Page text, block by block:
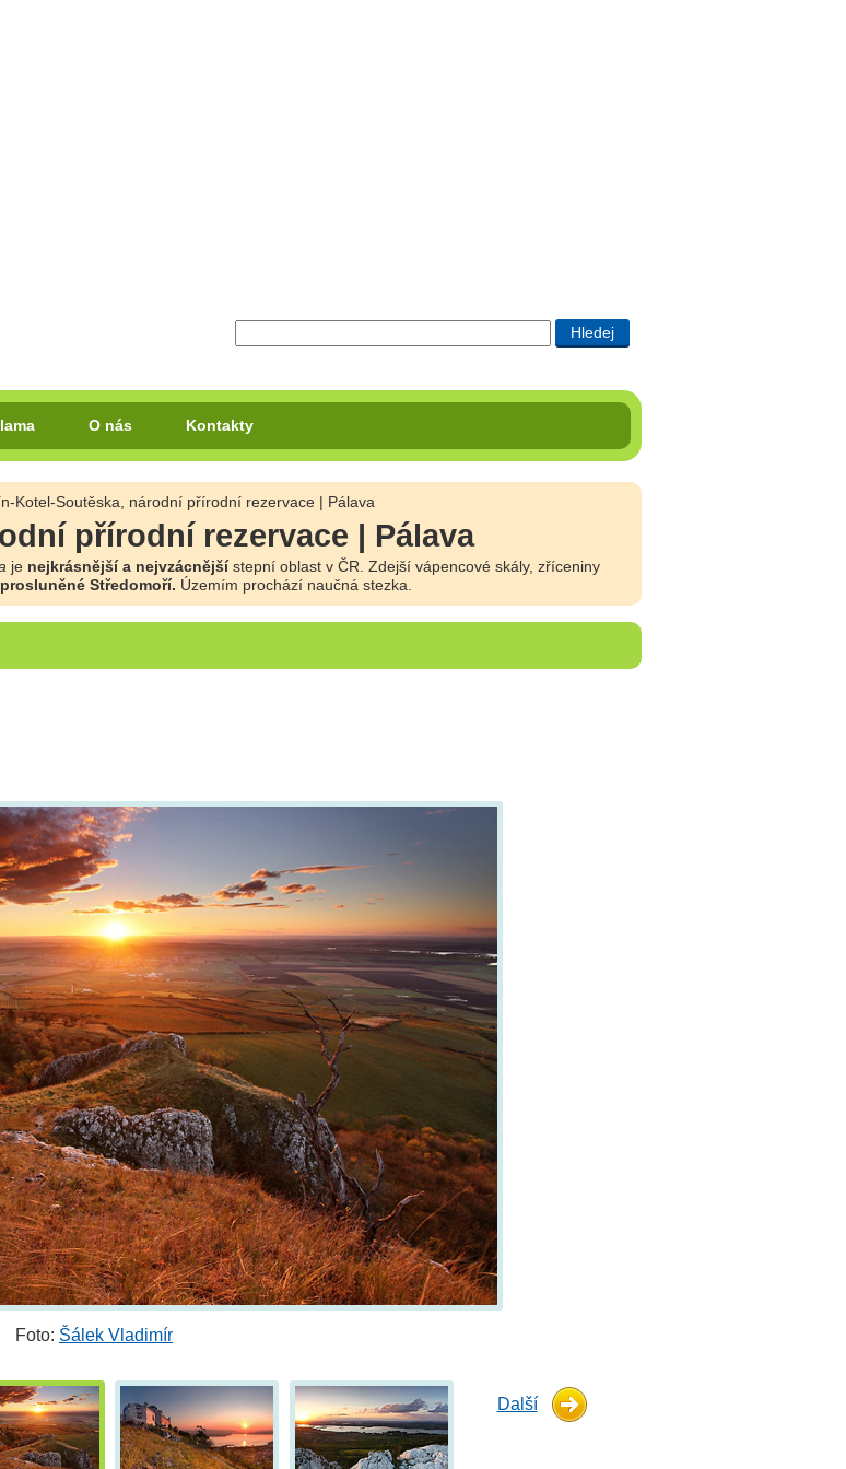
O nás Kontakty
Kotel-Soutěska, národní přírodní rezervace | Pálava
přírodní rezervace | Pálava
je nejkrásnější a nejvzácnějšístepní oblast v ČR. Zdejší vápencové skály, zříceniny
prosluněné Středomoří. Územím prochází naučná stezka.
Foto: Šálek Vladimír
Další